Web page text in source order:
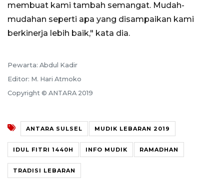
membuat kami tambah semangat. Mudah-
mudahan seperti apa yang disampaikan kami
berkinerja lebih baik," kata dia.
Pewarta: Abdul Kadir
Editor: M. Hari Atmoko
Copyright © ANTARA 2019
ANTARA SULSEL MUDIK LEBARAN 2019
IDUL FITRI 1440H INFO MUDIK RAMADHAN
TRADISI LEBARAN